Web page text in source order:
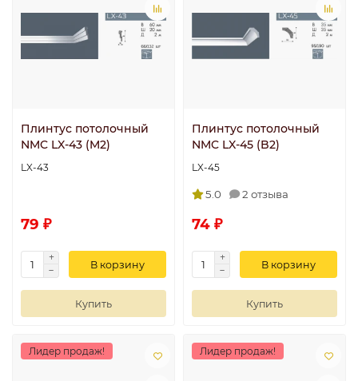
Плинтус потолочный
NMC LX-43 (M2)
LX-43
79 ₽
В корзину
Купить
Плинтус потолочный
NMC LX-45 (B2)
LX-45
5.0 2 отзыва
74 ₽
В корзину
Купить
Лидер продаж! Лидер продаж!